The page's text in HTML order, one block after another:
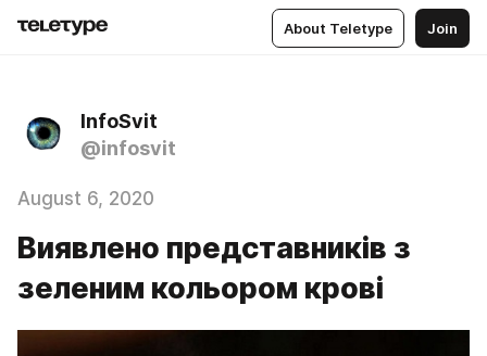
About Teletype Join
InfoSvit
@infosvit
August 6, 2020
Виявлено представників з
зеленим кольором крові